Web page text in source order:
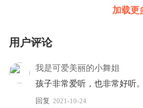
加载更
用户评论
我是可爱美丽的小舞姐
孩子非常爱听，也非常好听。
回复 2021-10-24